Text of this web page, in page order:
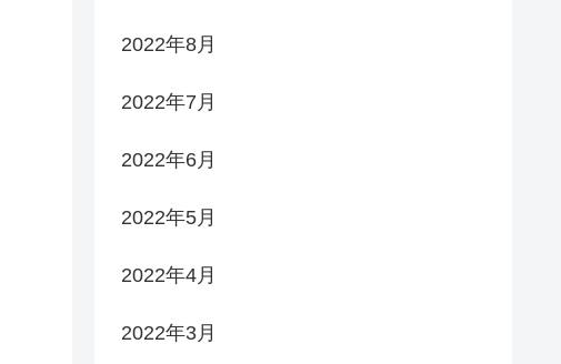
2022年8月
2022年7月
2022年6月
2022年5月
2022年4月
2022年3月